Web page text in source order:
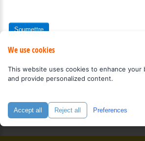
We use cookies
This website uses cookies to enhance your
and provide personalized content.
Accept all Reject all Preferences
Soumettre
OMH Haut-Richelieu ©2026